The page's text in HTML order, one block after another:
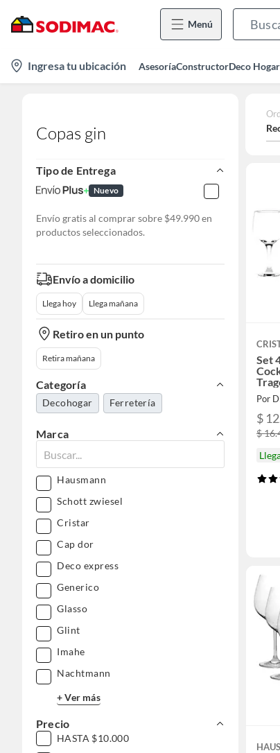
Menú
location-
icon
Ingresa tu ubicación AsesoríaConstructorDeco Hogar
Copas gin
Tipo de Entrega
Nuevo
Envío gratis al comprar sobre $49.990 en
productos seleccionados.
Envío a domicilio
Llega hoy Llega mañana
Retiro en un punto
Retira mañana
Categoría
Decohogar Ferretería
Marca
Hausmann
Schott zwiesel
Cristar
Cap dor
Deco express
Generico
Glasso
Glint
Imahe
Nachtmann
+ Ver más
Precio
HASTA $10.000
Set
Por
$
$